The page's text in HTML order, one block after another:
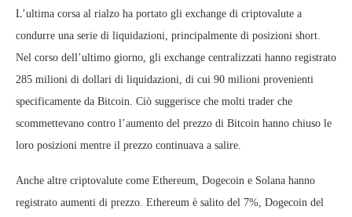
L’ultima corsa al rialzo ha portato gli exchange di criptovalute a
condurre una serie di liquidazioni, principalmente di posizioni short.
Nel corso dell’ultimo giorno, gli exchange centralizzati hanno registrato
285 milioni di dollari di liquidazioni, di cui 90 milioni provenienti
specificamente da Bitcoin. Ciò suggerisce che molti trader che
scommettevano contro l’aumento del prezzo di Bitcoin hanno chiuso le
loro posizioni mentre il prezzo continuava a salire.
Anche altre criptovalute come Ethereum, Dogecoin e Solana hanno
registrato aumenti di prezzo. Ethereum è salito del 7%, Dogecoin del